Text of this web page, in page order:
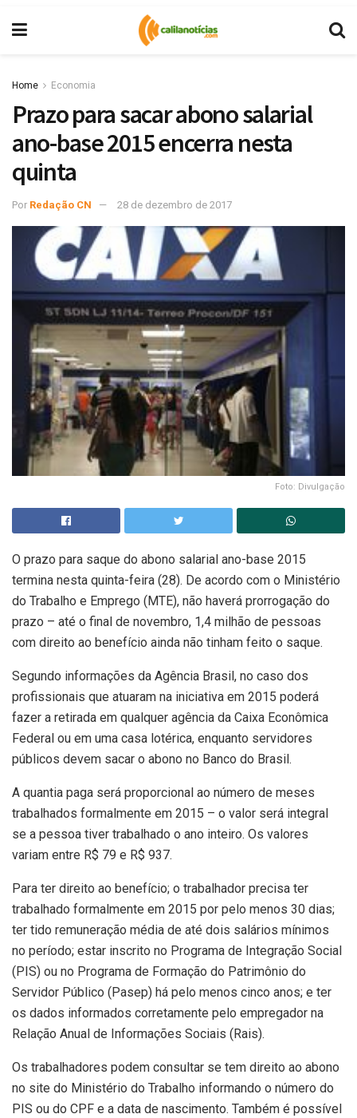
Home Economia
Prazo para sacar abono salarial
ano-base 2015 encerra nesta
quinta
Por Redação CN 28 de dezembro de 2017
Foto: Divulgação
O prazo para saque do abono salarial ano-base 2015
termina nesta quinta-feira (28). De acordo com o Ministério
do Trabalho e Emprego (MTE), não haverá prorrogação do
prazo – até o final de novembro, 1,4 milhão de pessoas
com direito ao benefício ainda não tinham feito o saque.
Segundo informações da Agência Brasil, no caso dos
profissionais que atuaram na iniciativa em 2015 poderá
fazer a retirada em qualquer agência da Caixa Econômica
Federal ou em uma casa lotérica, enquanto servidores
públicos devem sacar o abono no Banco do Brasil.
A quantia paga será proporcional ao número de meses
trabalhados formalmente em 2015 – o valor será integral
se a pessoa tiver trabalhado o ano inteiro. Os valores
variam entre R$ 79 e R$ 937.
Para ter direito ao benefício; o trabalhador precisa ter
trabalhado formalmente em 2015 por pelo menos 30 dias;
ter tido remuneração média de até dois salários mínimos
no período; estar inscrito no Programa de Integração Social
(PIS) ou no Programa de Formação do Patrimônio do
Servidor Público (Pasep) há pelo menos cinco anos; e ter
os dados informados corretamente pelo empregador na
Relação Anual de Informações Sociais (Rais).
Os trabalhadores podem consultar se tem direito ao abono
no site do Ministério do Trabalho informando o número do
PIS ou do CPF e a data de nascimento. Também é possível